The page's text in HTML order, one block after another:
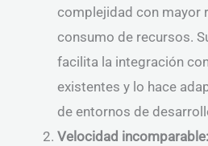
complejidad con mayor
consumo de recursos.
facilita la integración
existentes y lo hace
de entornos de
Velocidad incomparable: